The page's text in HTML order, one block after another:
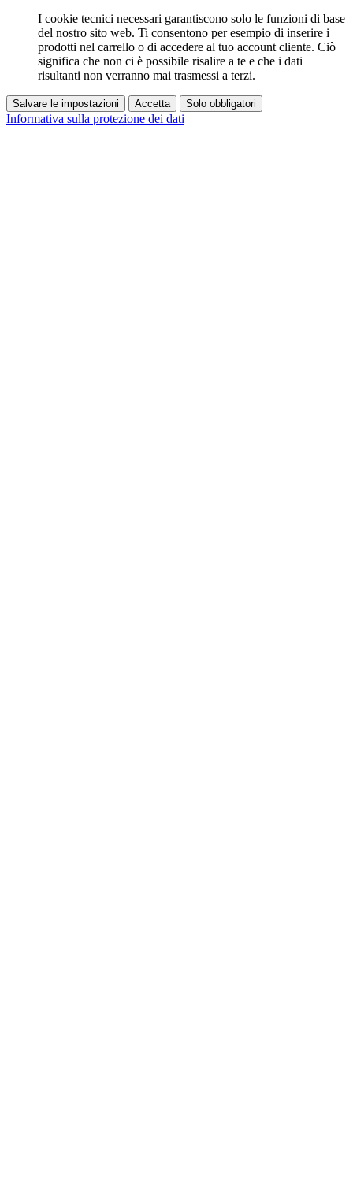
I cookie tecnici necessari garantiscono solo le funzioni di base
del nostro sito web. Ti consentono per esempio di inserire i
prodotti nel carrello o di accedere al tuo account cliente. Ciò
significa che non ci è possibile risalire a te e che i dati
risultanti non verranno mai trasmessi a terzi.
Salvare le impostazioni Accetta Solo obbligatori
Informativa sulla protezione dei dati